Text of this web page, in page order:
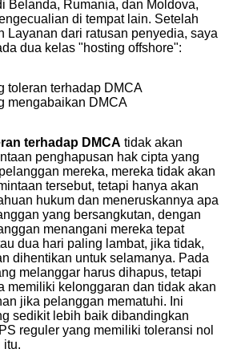
Belanda, Rumania, dan Moldova,
di tempat lain. Setelah
Layanan dari ratusan penyedia, saya
dua kelas "hosting offshore":
toleran terhadap DMCA
mengabaikan DMCA
terhadap DMCA tidak akan
penghapusan hak cipta yang
mereka, mereka tidak akan
tersebut, tetapi hanya akan
hukum dan meneruskannya apa
yang bersangkutan, dengan
menangani mereka tepat
dua hari paling lambat, jika tidak,
dihentikan untuk selamanya. Pada
melanggar harus dihapus, tetapi
memiliki kelonggaran dan tidak akan
jika pelanggan mematuhi. Ini
sedikit lebih baik dibandingkan
reguler yang memiliki toleransi nol
itu.